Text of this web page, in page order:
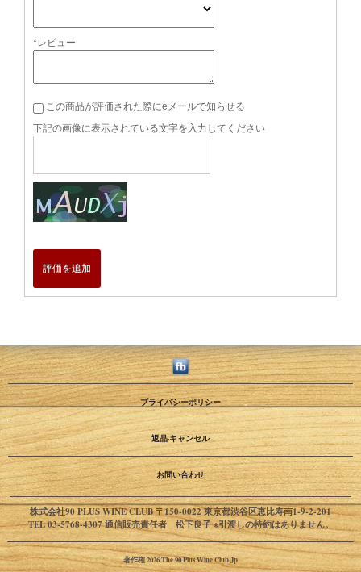
*レビュー
この商品が評価された際にeメールで知らせる
下記の画像に表示されている文字を入力してください
評価を追加
プライバシーポリシー
返品·キャンセル
お問い合わせ
株式会社90 PLUS WINE CLUB 〒150-0022 東京都渋谷区恵比寿南1-9-2-201
TEL 03-5768-4307 通信販売責任者 松下良子 ※引渡しの特約はありません。
著作権 2026 The 90 Plus Wine Club Jp